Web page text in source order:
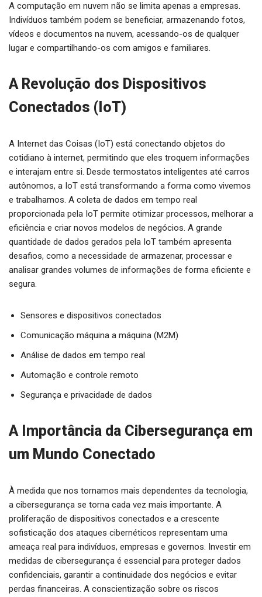
A computação em nuvem não se limita apenas a empresas.
Indivíduos também podem se beneficiar, armazenando fotos,
vídeos e documentos na nuvem, acessando-os de qualquer
lugar e compartilhando-os com amigos e familiares.
A Revolução dos Dispositivos
Conectados (IoT)
A Internet das Coisas (IoT) está conectando objetos do
cotidiano à internet, permitindo que eles troquem informações
e interajam entre si. Desde termostatos inteligentes até carros
autônomos, a IoT está transformando a forma como vivemos
e trabalhamos. A coleta de dados em tempo real
proporcionada pela IoT permite otimizar processos, melhorar a
eficiência e criar novos modelos de negócios. A grande
quantidade de dados gerados pela IoT também apresenta
desafios, como a necessidade de armazenar, processar e
analisar grandes volumes de informações de forma eficiente e
segura.
Sensores e dispositivos conectados
Comunicação máquina a máquina (M2M)
Análise de dados em tempo real
Automação e controle remoto
Segurança e privacidade de dados
A Importância da Cibersegurança em
um Mundo Conectado
À medida que nos tornamos mais dependentes da tecnologia,
a cibersegurança se torna cada vez mais importante. A
proliferação de dispositivos conectados e a crescente
sofisticação dos ataques cibernéticos representam uma
ameaça real para indivíduos, empresas e governos. Investir em
medidas de cibersegurança é essencial para proteger dados
confidenciais, garantir a continuidade dos negócios e evitar
perdas financeiras. A conscientização sobre os riscos